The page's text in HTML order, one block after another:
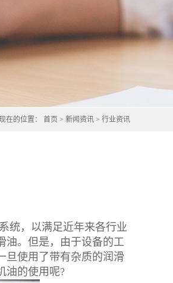
在的位置： 首页 > 新闻资讯 > 行业资讯
统，以满足近年来各行业
油。但是，由于设备的工
旦使用了带有杂质的润滑
油的使用呢?